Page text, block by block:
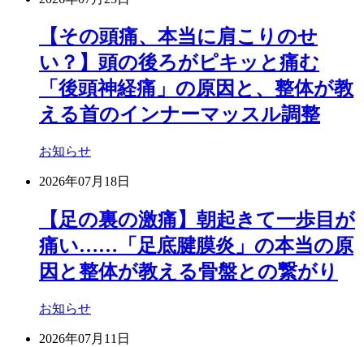
【その頭痛、本当に肩こりのせ
い？】頭の後ろがピキッと痛む
「後頭神経痛」の原因と、整体が教
える首のインナーマッスル調整
お知らせ
2026年07月18日
【足の裏の激痛】朝起きて一歩目が
痛い……「足底腱膜炎」の本当の原
因と整体が教える骨盤との繋がり
お知らせ
2026年07月11日